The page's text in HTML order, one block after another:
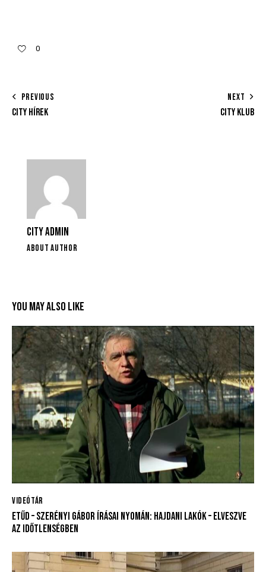
0
PREVIOUS
CITY HÍREK
NEXT
CITY KLUB
CITY ADMIN
ABOUT AUTHOR
YOU MAY ALSO LIKE
VIDEÓTÁR
ETŰD – SZERÉNYI GÁBOR ÍRÁSAI NYOMÁN: HAJDANI LAKÓK – ELVESZVE
AZ IDŐTLENSÉGBEN